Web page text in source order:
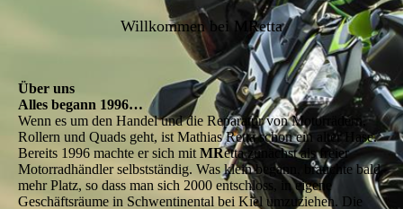
Willkommen bei MRetta
Über uns
Alles begann 1996…
Wenn es um den Handel und die Reparatur von Motorrädern,
Rollern und Quads geht, ist Mathias Retta schon ein alter Hase.
Bereits 1996 machte er sich mit MRetta zunächst als freier
Motorradhändler selbstständig. Was klein begann, brauchte bald
mehr Platz, so dass man sich 2000 entschloss, in eigene
Geschäftsräume in Schwentinental bei Kiel umzuziehen. Die